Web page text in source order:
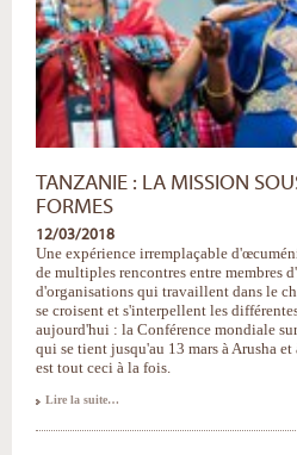
TANZANIE : LA MISSION
FORMES
12/03/2018
Une expérience irremplaçable
de multiples rencontres entre membres
d'organisations qui travaillent dans le
se croisent et s'interpellent les
aujourd'hui : la Conférence mondiale
qui se tient jusqu'au 13 mars à Arusha
est tout ceci à la fois.
Tanzanie
Lire la suite…